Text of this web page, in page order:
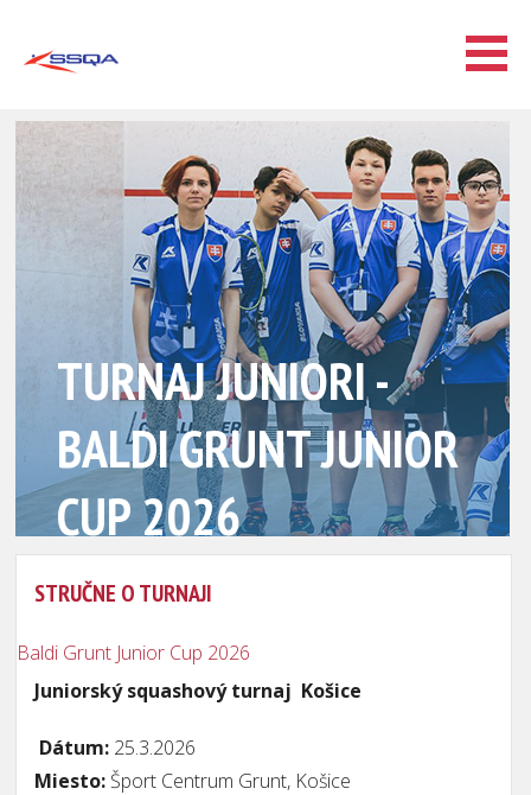
TURNAJ JUNIORI -
BALDI GRUNT JUNIOR
CUP 2026
STRUČNE O TURNAJI
Baldi Grunt Junior Cup 2026
Juniorský squashový turnaj Košice
Dátum: 25.3.2026
Miesto: Šport Centrum Grunt, Košice